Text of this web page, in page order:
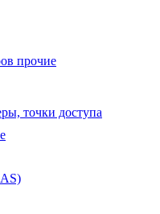
прочие
точки доступа